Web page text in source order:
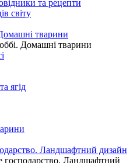
та рецепти
світу
тварини
Домашні тварини
ягід
Ландшафтний дизайн
господарство. Ландшафтний